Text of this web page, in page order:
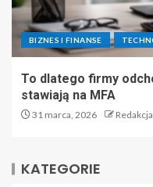
BIZNES I FINANSE
To dlatego firmy
stawiają na MFA
31 marca, 2026 Redakcja
KATEGORIE